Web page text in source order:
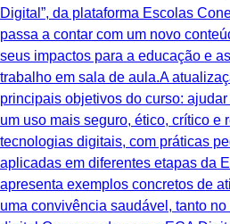
Digital”, da plataforma Escolas
passa a contar com um novo
seus impactos para a educação e
trabalho em sala de aula.A
principais objetivos do curso:
um uso mais seguro, ético, crítico e
tecnologias digitais, com práticas
aplicadas em diferentes etapas da
apresenta exemplos concretos de
uma convivência saudável, tanto